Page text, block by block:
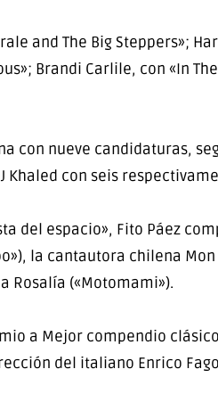
and The Big Steppers»;
Brandi Carlile, con «In
con nueve candidaturas,
Khaled con seis
del espacio», Fito Páez
la cantautora chilena
Rosalía («Motomami»).
a Mejor compendio
del italiano Enrico